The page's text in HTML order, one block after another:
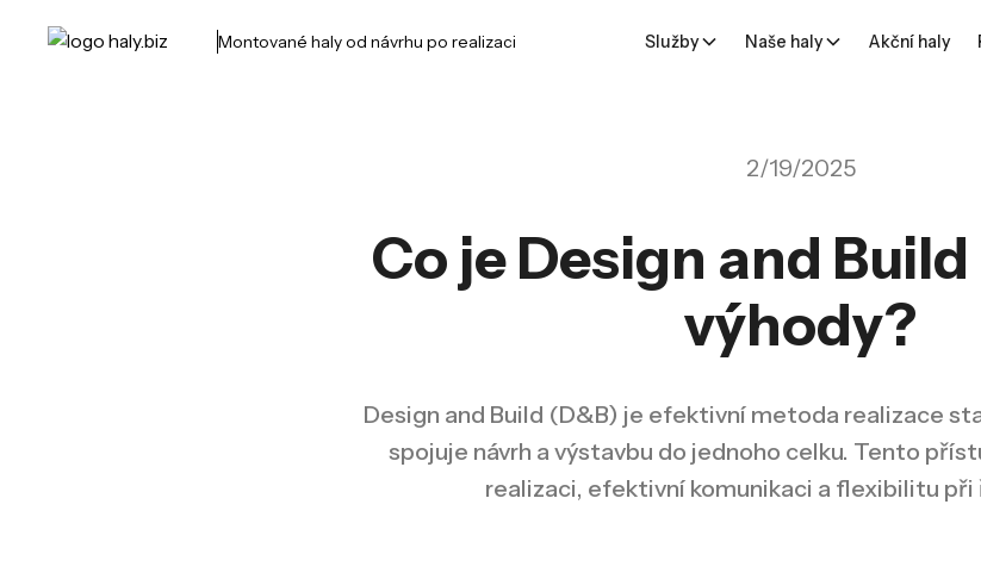
Montované haly od návrhu po realizaci Služby Naše haly Akční haly
2/19/2025
Co je Design and Build
výhody?
Design and Build (D&B) je efektivní metoda realizace
spojuje návrh a výstavbu do jednoho celku. Tento
realizaci, efektivní komunikaci a flexibilitu při